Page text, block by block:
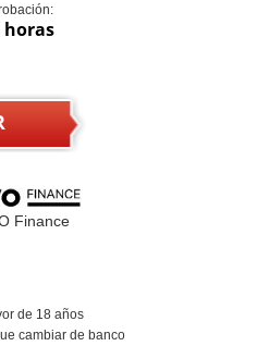
horas
Finance
de 18 años
cambiar de banco